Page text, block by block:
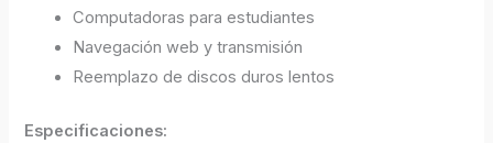
Computadoras para estudiantes
Navegación web y transmisión
Reemplazo de discos duros lentos
Especificaciones: